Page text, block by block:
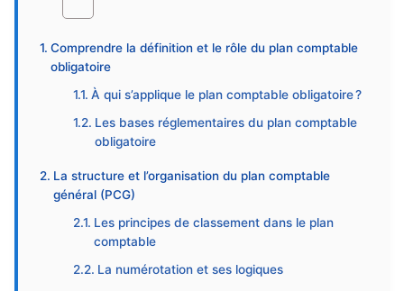
Comprendre la définition et le rôle du plan comptable
obligatoire
À qui s’applique le plan comptable obligatoire ?
Les bases réglementaires du plan comptable
obligatoire
La structure et l’organisation du plan comptable
général (PCG)
Les principes de classement dans le plan
comptable
La numérotation et ses logiques